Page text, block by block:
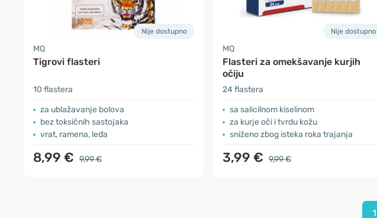
Nije dostupno
MQ
Tigrovi flasteri
10 flastera
za ublažavanje bolova
bez toksičnih sastojaka
vrat, ramena, leđa
8,99 € 9,99 €
Nije dostupno
MQ
Flasteri za omekšavanje kurjih
očiju
24 flastera
sa salicilnom kiselinom
za kurje oči i tvrdu kožu
sniženo zbog isteka roka trajanja
3,99 € 9,99 €
1